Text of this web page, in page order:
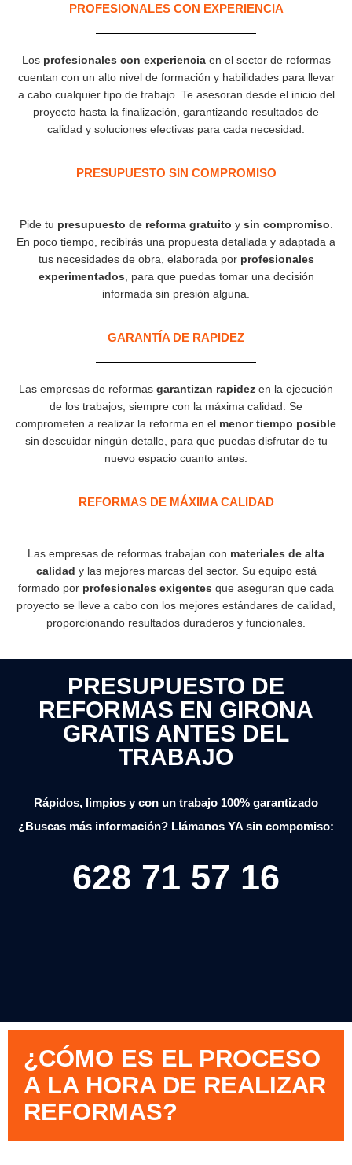
PROFESIONALES CON EXPERIENCIA​
Los profesionales con experienciaen el sector de reformas
cuentan con un alto nivel de formación y habilidades para llevar
a cabo cualquier tipo de trabajo. Te asesoran desde el inicio del
proyecto hasta la finalización, garantizando resultados de
calidad y soluciones efectivas para cada necesidad.
PRESUPUESTO SIN COMPROMISO
Pide tu presupuesto de reforma gratuito y sin compromiso
En poco tiempo, recibirás una propuesta detallada y adaptada a
tus necesidades de obra, elaborada por profesionales
experimentados , para que puedas tomar una decisión
informada sin presión alguna.
GARANTÍA DE RAPIDEZ​
Las empresas de reformas garantizan rapidez en la ejecución
de los trabajos, siempre con la máxima calidad. Se
comprometen a realizar la reforma en el menor tiempo posible
sin descuidar ningún detalle, para que puedas disfrutar de tu
nuevo espacio cuanto antes.
REFORMAS DE MÁXIMA CALIDAD
Las empresas de reformas trabajan con materiales de alta
calidad y las mejores marcas del sector. Su equipo está
formado por profesionales exigentes que aseguran que cada
proyecto se lleve a cabo con los mejores estándares de calidad,
proporcionando resultados duraderos y funcionales.
PRESUPUESTO DE
REFORMAS EN GIRONA
GRATIS ANTES DEL
TRABAJO
Rápidos, limpios y con un trabajo 100% garantizado
¿Buscas más información? Llámanos YA sin compomiso:
628 71 57 16
¿CÓMO ES EL PROCESO
A LA HORA DE REALIZAR
REFORMAS?